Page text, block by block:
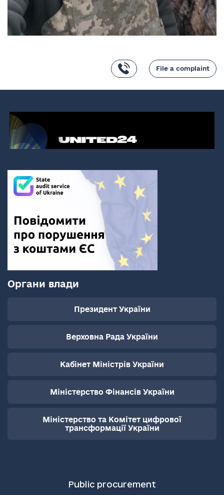
File a complaint
Органи влади
Президент України
Верховна Рада України
Кабінет Міністрів України
Міністерство Фінансів України
Міністерство та Комітет цифрової
трансформації України
Public procurement